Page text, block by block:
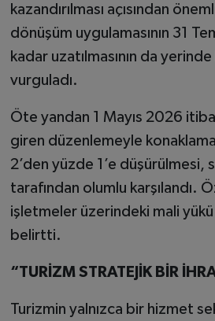
kazandırılması açısından
dönüşüm uygulamasının 31
kadar uzatılmasının da
vurguladı.
Öte yandan 1 Mayıs 2026
giren düzenlemeyle
2’den yüzde 1’e
tarafından olumlu karşılandı.
işletmeler üzerindeki mali yükü
belirtti.
“TURİZM STRATEJİK BİR
Turizmin yalnızca bir hizmet